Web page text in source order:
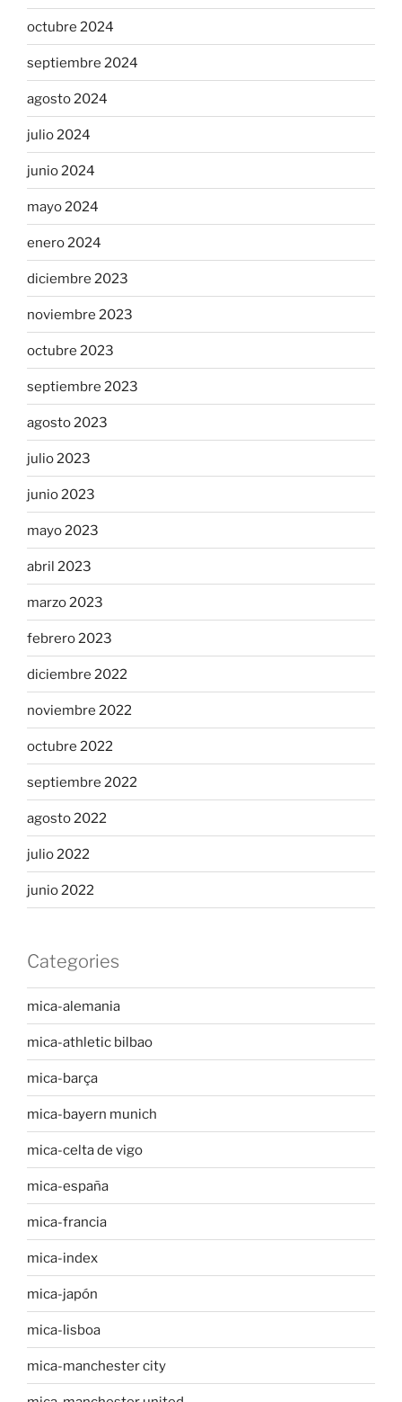
octubre 2024
septiembre 2024
agosto 2024
julio 2024
junio 2024
mayo 2024
enero 2024
diciembre 2023
noviembre 2023
octubre 2023
septiembre 2023
agosto 2023
julio 2023
junio 2023
mayo 2023
abril 2023
marzo 2023
febrero 2023
diciembre 2022
noviembre 2022
octubre 2022
septiembre 2022
agosto 2022
julio 2022
junio 2022
Categories
mica-alemania
mica-athletic bilbao
mica-barça
mica-bayern munich
mica-celta de vigo
mica-españa
mica-francia
mica-index
mica-japón
mica-lisboa
mica-manchester city